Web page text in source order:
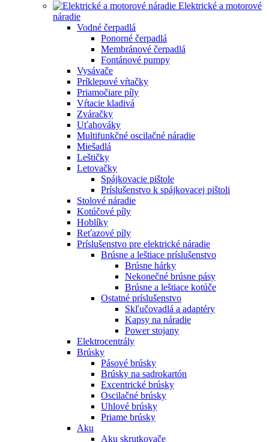
Elektrické a motorové
náradie
Vodné čerpadlá
Ponorné čerpadlá
Membránové čerpadlá
Fontánové pumpy
Vysávače
Príklepové vŕtačky
Priamočiare píly
Vŕtacie kladivá
Zváračky
Uťahováky
Multifunkčné oscilačné náradie
Miešadlá
Leštičky
Letovačky
Spájkovacie pištole
Príslušenstvo k spájkovacej pištoli
Stolové náradie
Kotúčové píly
Hoblíky
Reťazové píly
Príslušenstvo pre elektrické náradie
Brúsne a leštiace príslušenstvo
Brúsne hárky
Nekonečné brúsne pásy
Brúsne a leštiace kotúče
Ostatné príslušenstvo
Skľučovadlá a adaptéry
Kapsy na náradie
Power stojany
Elektrocentrály
Brúsky
Pásové brúsky
Brúsky na sadrokartón
Excentrické brúsky
Oscilačné brúsky
Uhlové brúsky
Priame brúsky
Aku
Aku skrutkovače